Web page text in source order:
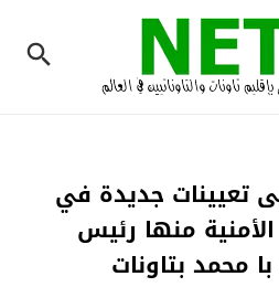
تعيينات جديدة في
منها رئيس
محمد بتاونات